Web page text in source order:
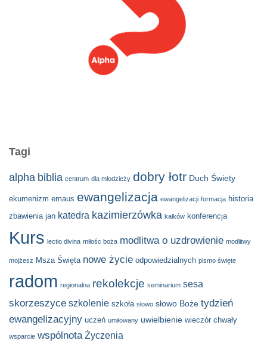
Tagi
alpha biblia centrum dla młodzieży dobry łotr Duch Świety
ekumenizm emaus ewangelizacja ewangelizacji formacja historia
zbawienia jan katedra kazimierzówka kałków konferencja
Kurs lectio divina miłośc boża modlitwa o uzdrowienie modlitwy
mojżesz Msza Święta nowe życie odpowiedzialnych pismo święte
radom regionalna rekolekcje seminarium sesa
skorzeszyce szkolenie szkoła słowo słowo Boże tydzień
ewangelizacyjny uczeń umiłowany uwielbienie wieczór chwały
wsparcie wspólnota Życzenia